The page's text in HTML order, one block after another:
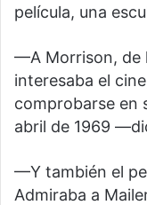
película, una
—A Morrison, de
interesaba el
comprobarse en
abril de 1969
—Y también el
Admiraba a